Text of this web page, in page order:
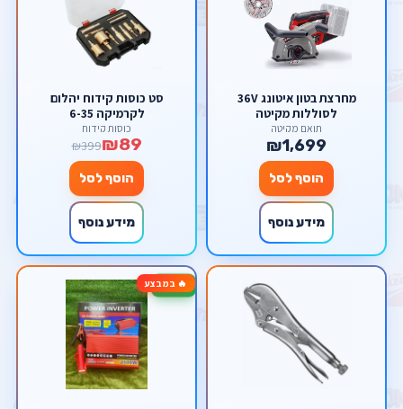
מחרצת בטון איטונג 36V
לסוללות מקיטה
תואם מקיטה
₪1,699
הוסף לסל
מידע נוסף
סט כוסות קידוח יהלום
לקרמיקה 6-35
כוסות קידוח
₪89
₪399
הוסף לסל
מידע נוסף
🔥 במבצע-17%